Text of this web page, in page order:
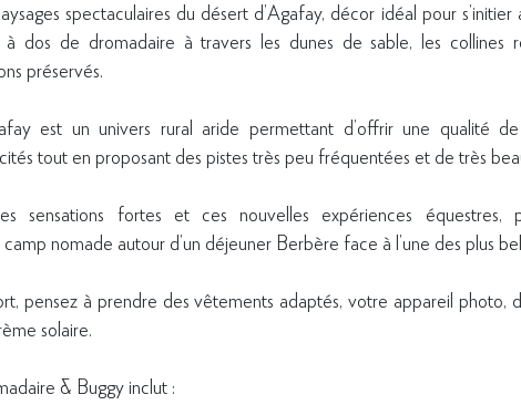
spectaculaires du désert d’Agafay, décor idéal pour
dos de dromadaire à travers les dunes de sable, les collines
préservés.
est un univers rural aride permettant d’offrir une qualité
tout en proposant des pistes très peu fréquentées et de très
sensations fortes et ces nouvelles expériences équestres,
nomade autour d’un déjeuner Berbère face à l’une des plus
pensez à prendre des vêtements adaptés, votre appareil photo,
solaire.
& Buggy inclut :